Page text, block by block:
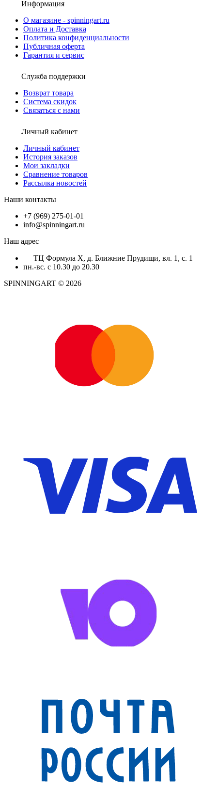
Информация
О магазине - spinningart.ru
Оплата и Доставка
Политика конфиденциальности
Публичная оферта
Гарантия и сервис
Служба поддержки
Возврат товара
Система скидок
Связаться с нами
Личный кабинет
Личный кабинет
История заказов
Мои закладки
Сравнение товаров
Рассылка новостей
Наши контакты
+7 (969) 275-01-01
info@spinningart.ru
Наш адрес
ТЦ Формула X, д. Ближние Прудищи, вл. 1, с. 1
пн.-вс. с 10.30 до 20.30
SPINNINGART © 2026